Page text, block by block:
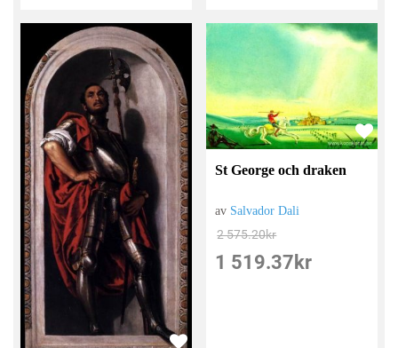
St George och draken
av Salvador Dali
2 575.20kr
1 519.37 kr